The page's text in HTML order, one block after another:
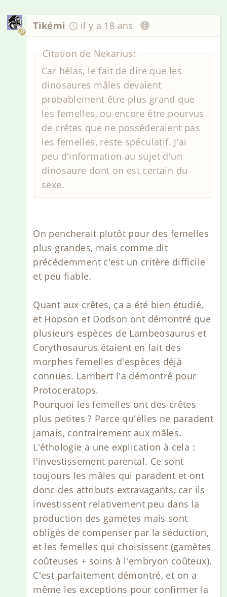
Tikémi il y a 18 ans
Citation de Nekarius:
Car hélas, le fait de dire que les
dinosaures mâles devaient
probablement être plus grand que
les femelles, ou encore être pourvus
de crêtes que ne posséderaient pas
les femelles, reste spéculatif. J'ai
peu d'information au sujet d'un
dinosaure dont on est certain du
sexe.
On pencherait plutôt pour des femelles
plus grandes, mais comme dit
précédemment c'est un critère difficile
et peu fiable.
Quant aux crêtes, ça a été bien étudié,
et Hopson et Dodson ont démontré que
plusieurs espèces de Lambeosaurus et
Corythosaurus étaient en fait des
morphes femelles d'espèces déjà
connues. Lambert l'a démontré pour
Protoceratops.
Pourquoi les femelles ont des crêtes
plus petites ? Parce qu'elles ne paradent
jamais, contrairement aux mâles.
L'éthologie a une explication à cela :
l'investissement parental. Ce sont
toujours les mâles qui paradent et ont
donc des attributs extravagants, car ils
investissent relativement peu dans la
production des gamètes mais sont
obligés de compenser par la séduction,
et les femelles qui choisissent (gamètes
coûteuses + soins à l'embryon coûteux).
C'est parfaitement démontré, et on a
même les exceptions pour confirmer la